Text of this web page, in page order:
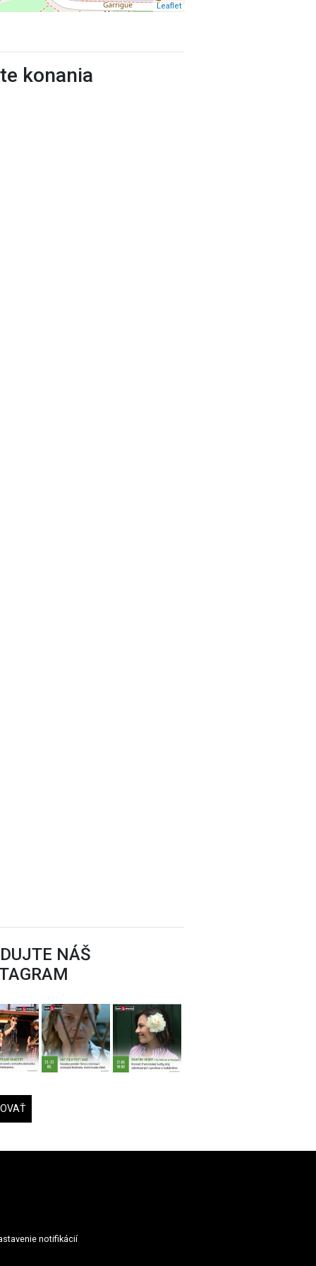
Leaflet
konania
NÁŠ
notifikácií